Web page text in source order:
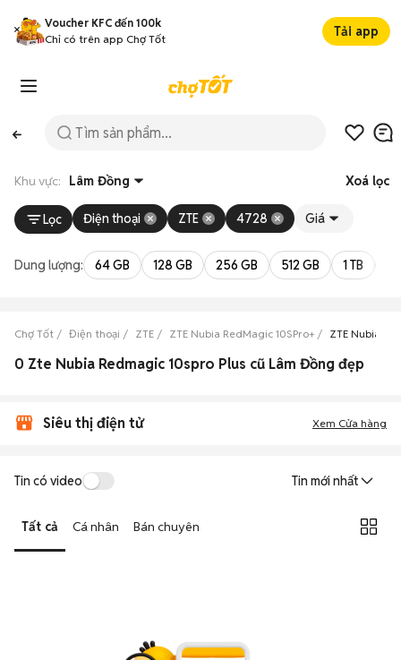
Voucher KFC đến 100k
Chỉ có trên app Chợ Tốt
Tải app
Khu vực: Lâm Đồng Xoá lọc
Lọc Điện thoại ZTE 4728 Giá
Dung lượng: 64 GB 128 GB 256 GB 512 GB 1 TB
Chợ Tốt Điện thoại ZTE ZTE Nubia RedMagic 10SPro+ ZTE Nubia
0 Zte Nubia Redmagic 10spro Plus cũ Lâm Đồng đẹp
Siêu thị điện tử Xem Cửa hàng
Tin có video Tin mới nhất
Tất cả Cá nhân Bán chuyên